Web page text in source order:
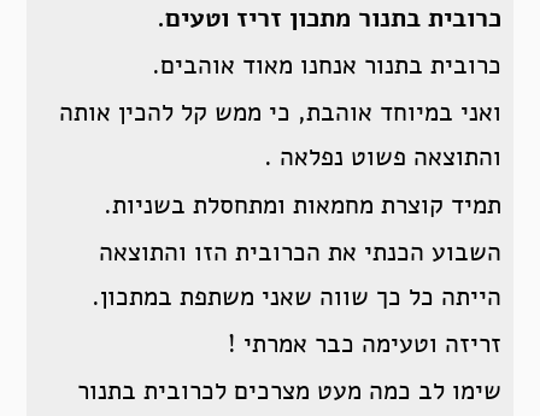
כרובית בתנור מתכון זריז וטעים.
כרובית בתנור אנחנו מאוד אוהבים.
ואני במיוחד אוהבת, כי ממש קל להכין אותה
והתוצאה פשוט נפלאה .
תמיד קוצרת מחמאות ומתחסלת בשניות.
השבוע הכנתי את הכרובית הזו והתוצאה
הייתה כל כך שווה שאני משתפת במתכון.
זריזה וטעימה כבר אמרתי !
שימו לב כמה מעט מצרכים לכרובית בתנור